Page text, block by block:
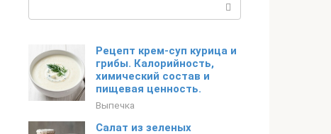
Рецепт крем-суп курица и
грибы. Калорийность,
химический состав и
пищевая ценность.
Выпечка
Салат из зеленых